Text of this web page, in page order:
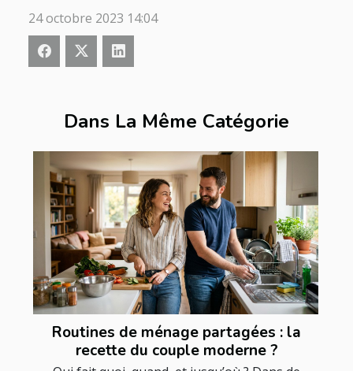
Dans La Même Catégorie
Routines de ménage partagées : la
recette du couple moderne ?
24 octobre 2023 14:04